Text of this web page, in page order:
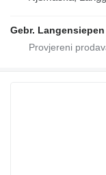
Gebr. Langensiepen